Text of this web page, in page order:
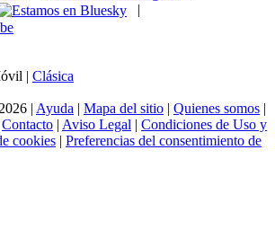
|
| Clásica
| Ayuda | Mapa del sitio | Quienes somos |
Contacto | Aviso Legal | Condiciones de Uso y
cookies | Preferencias del consentimiento de